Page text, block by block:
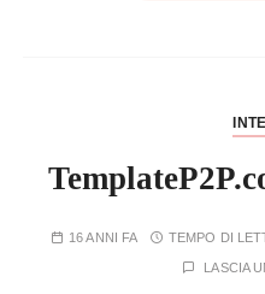
16 ANNI FA TEMPO DI
LASCIA